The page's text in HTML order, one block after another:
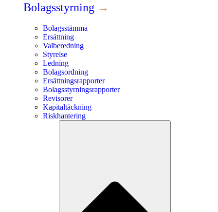
Bolagsstyrning →
Bolagsstämma
Ersättning
Valberedning
Styrelse
Ledning
Bolagsordning
Ersättningsrapporter
Bolagsstyrningsrapporter
Revisorer
Kapitaltäckning
Riskhantering